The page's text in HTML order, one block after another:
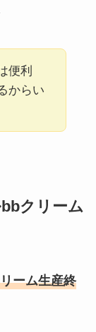
便利
からい
クリーム
ーム生産終